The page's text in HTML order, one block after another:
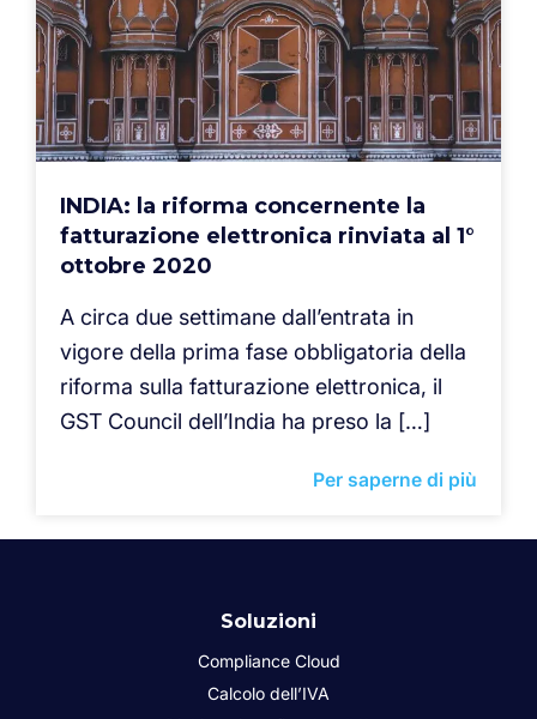
INDIA: la riforma concernente la
fatturazione elettronica rinviata al 1°
ottobre 2020
A circa due settimane dall’entrata in
vigore della prima fase obbligatoria della
riforma sulla fatturazione elettronica, il
GST Council dell’India ha preso la […]
Per saperne di più
Soluzioni
Compliance Cloud
Calcolo dell’IVA